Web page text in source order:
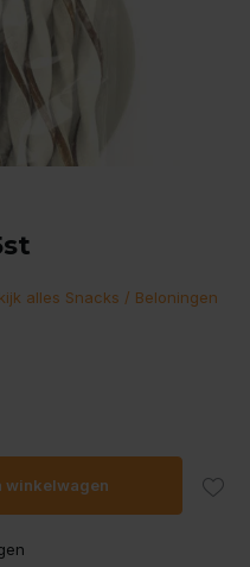
alles Snacks / Beloningen
winkelwagen